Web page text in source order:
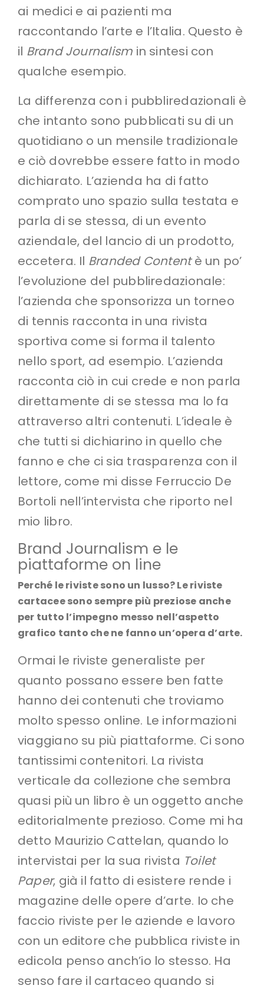
ai medici e ai pazienti ma
raccontando l’arte e l’Italia. Questo è
il Brand Journalism in sintesi con
qualche esempio.
La differenza con i pubbliredazionali è
che intanto sono pubblicati su di un
quotidiano o un mensile tradizionale
e ciò dovrebbe essere fatto in modo
dichiarato. L’azienda ha di fatto
comprato uno spazio sulla testata e
parla di se stessa, di un evento
aziendale, del lancio di un prodotto,
eccetera. Il Branded Contentè un po’
l’evoluzione del pubbliredazionale:
l’azienda che sponsorizza un torneo
di tennis racconta in una rivista
sportiva come si forma il talento
nello sport, ad esempio. L’azienda
racconta ciò in cui crede e non parla
direttamente di se stessa ma lo fa
attraverso altri contenuti. L’ideale è
che tutti si dichiarino in quello che
fanno e che ci sia trasparenza con il
lettore, come mi disse Ferruccio De
Bortoli nell’intervista che riporto nel
mio libro.
Brand Journalism e le
piattaforme on line
Perché le riviste sono un lusso? Le riviste
cartacee sono sempre più preziose anche
per tutto l’impegno messo nell’aspetto
grafico tanto che ne fanno un’opera d’arte.
Ormai le riviste generaliste per
quanto possano essere ben fatte
hanno dei contenuti che troviamo
molto spesso online. Le informazioni
viaggiano su più piattaforme. Ci sono
tantissimi contenitori. La rivista
verticale da collezione che sembra
quasi più un libro è un oggetto anche
editorialmente prezioso. Come mi ha
detto Maurizio Cattelan, quando lo
intervistai per la sua rivista Toilet
Paper, già il fatto di esistere rende i
magazine delle opere d’arte. Io che
faccio riviste per le aziende e lavoro
con un editore che pubblica riviste in
edicola penso anch’io lo stesso. Ha
senso fare il cartaceo quando si